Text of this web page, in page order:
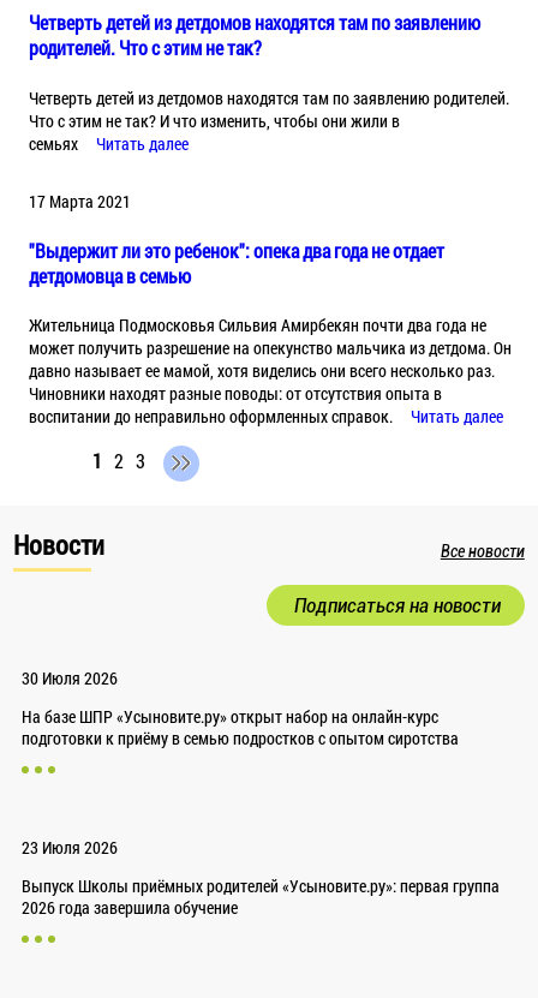
Четверть детей из детдомов находятся там по заявлению
родителей. Что с этим не так?
Четверть детей из детдомов находятся там по заявлению родителей.
Что с этим не так? И что изменить, чтобы они жили в
семьях
Читать далее
17 Марта 2021
"Выдержит ли это ребенок": опека два года не отдает
детдомовца в семью
Жительница Подмосковья Сильвия Амирбекян почти два года не
может получить разрешение на опекунство мальчика из детдома. Он
давно называет ее мамой, хотя виделись они всего несколько раз.
Чиновники находят разные поводы: от отсутствия опыта в
воспитании до неправильно оформленных справок.
Читать далее
1 2 3
Новости Все новости
Подписаться на новости
30 Июля 2026
На базе ШПР «Усыновите.ру» открыт набор на онлайн-курс
подготовки к приёму в семью подростков с опытом сиротства
23 Июля 2026
Выпуск Школы приёмных родителей «Усыновите.ру»: первая группа
2026 года завершила обучение